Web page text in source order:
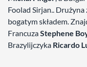
Foolad Sirjan..
bogatym składem.
FrancuzaStephene
Brazylijczyka Ricardo